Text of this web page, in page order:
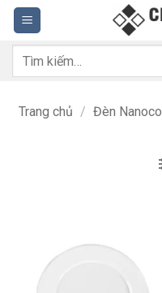
Bỏ
qua
nội
dung
Tìm
Trang chủ / Đèn Nanoco